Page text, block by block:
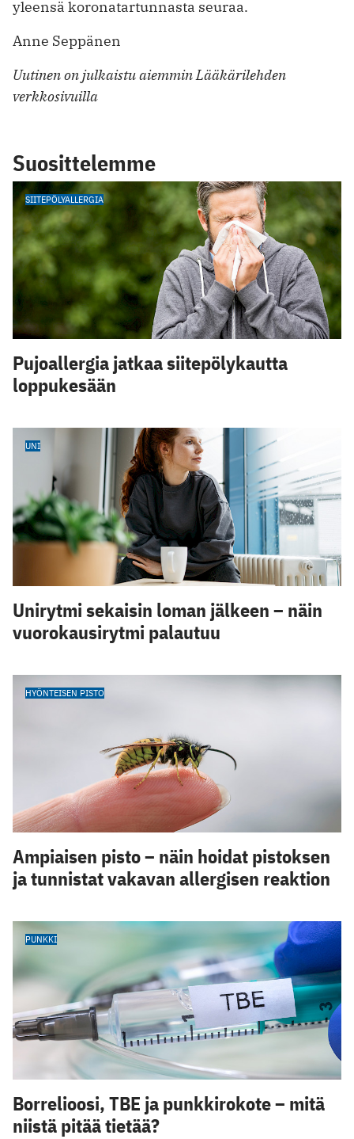
yleensä koronatartunnasta seuraa.
Anne Seppänen
Uutinen on julkaistu aiemmin Lääkärilehden
verkkosivuilla
Suosittelemme
SIITEPÖLYALLERGIA
Pujoallergia jatkaa siitepölykautta
loppukesään
UNI
Unirytmi sekaisin loman jälkeen – näin
vuorokausirytmi palautuu
HYÖNTEISEN PISTO
Ampiaisen pisto – näin hoidat pistoksen
ja tunnistat vakavan allergisen reaktion
PUNKKI
Borrelioosi, TBE ja punkkirokote – mitä
niistä pitää tietää?